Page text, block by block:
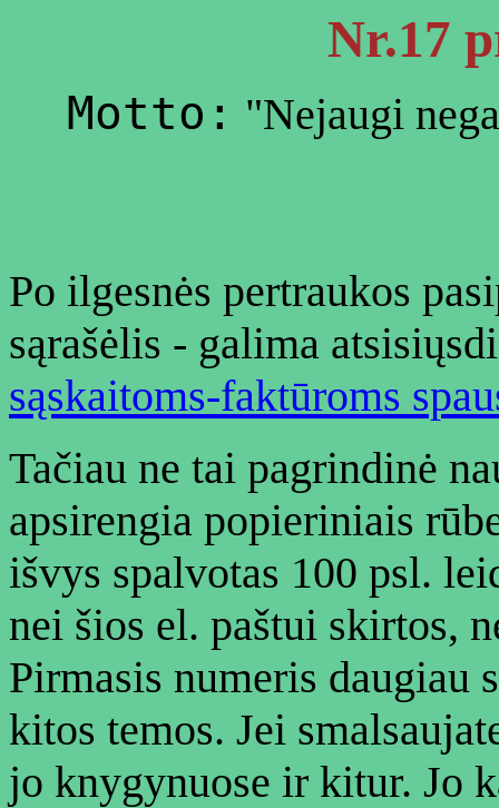
Nr.17
Motto: "Nejaugi
Po ilgesnės pertraukos
sąrašėlis - galima
sąskaitoms-faktūroms
Tačiau ne tai pagrindinė
apsirengia popieriniais
išvys spalvotas 100 psl.
nei šios el. paštui skirtos,
Pirmasis numeris
kitos temos. Jei
jo knygynuose ir kitur. Jo